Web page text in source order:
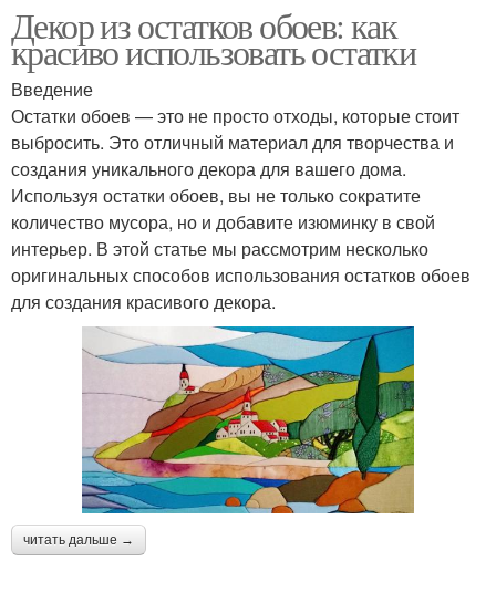
Декор из остатков обоев: как
красиво использовать остатки
Введение
Остатки обоев — это не просто отходы, которые стоит
выбросить. Это отличный материал для творчества и
создания уникального декора для вашего дома.
Используя остатки обоев, вы не только сократите
количество мусора, но и добавите изюминку в свой
интерьер. В этой статье мы рассмотрим несколько
оригинальных способов использования остатков обоев
для создания красивого декора.
читать дальше →